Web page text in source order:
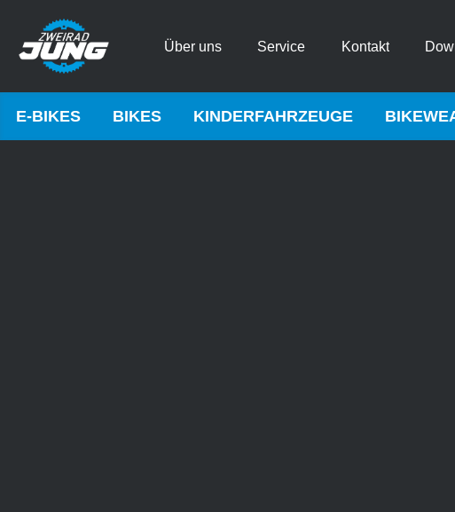
Über uns Service Kontakt
E-BIKES BIKES KINDERFAHRZEUGE